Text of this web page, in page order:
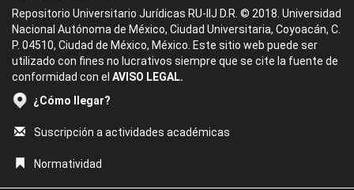
Repositorio Universitario Jurídicas RU-IIJ D.R. © 2018. Universidad
Nacional Autónoma de México, Ciudad Universitaria, Coyoacán, C.
P. 04510, Ciudad de México, México. Este sitio web puede ser
utilizado con fines no lucrativos siempre que se cite la fuente de
conformidad con el AVISO LEGAL.
¿Cómo llegar?
Suscripción a actividades académicas
Normatividad